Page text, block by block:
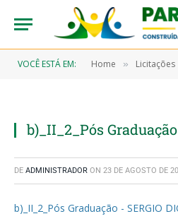
VOCÊ ESTÁ EM: Home » Licitações
b)_II_2_Pós
DE ADMINISTRADOR ON 23 DE AGOSTO DE
b)_II_2_Pós Graduação - SERGIO